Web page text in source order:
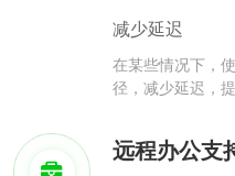
减少延迟
在某些情况下，
径，减少延迟，提
远程办公支